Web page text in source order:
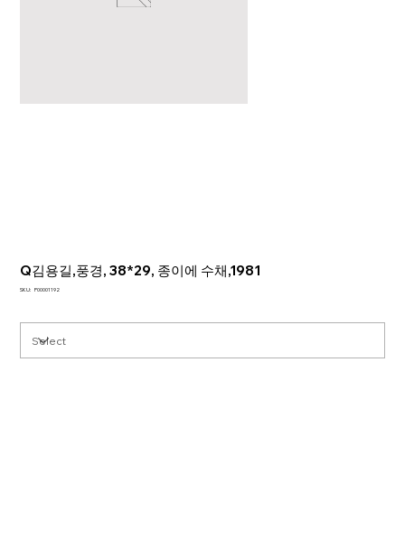
Q김용길,풍경, 38*29, 종이에 수채,1981
SKU: SKU
P00001192